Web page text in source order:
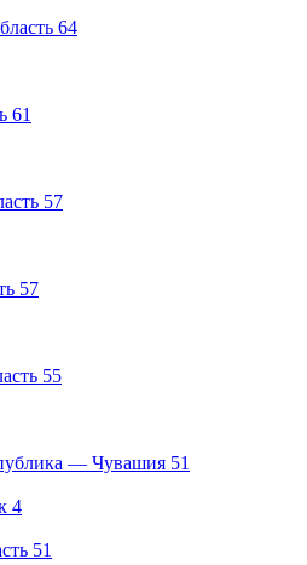
64
61
57
57
55
— Чувашия 51
4
51